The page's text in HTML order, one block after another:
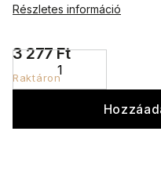
3 277 Ft
Raktáron
Részletes információ